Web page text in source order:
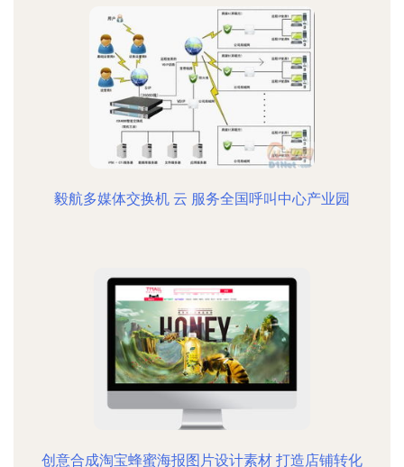
毅航多媒体交换机 云 服务全国呼叫中心产业园
创意合成淘宝蜂蜜海报图片设计素材 打造店铺转化